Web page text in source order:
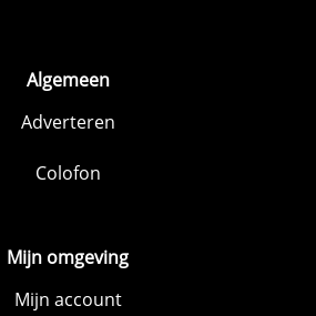
Algemeen
Adverteren
Colofon
Mijn omgeving
Mijn account